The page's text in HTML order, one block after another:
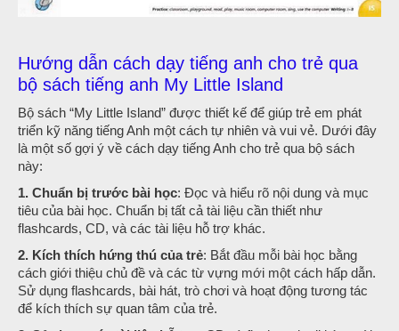
Hướng dẫn cách dạy tiếng anh cho trẻ qua
bộ sách tiếng anh My Little Island
Bộ sách “My Little Island” được thiết kế để giúp trẻ em phát
triển kỹ năng tiếng Anh một cách tự nhiên và vui vẻ. Dưới đây
là một số gợi ý về cách dạy tiếng Anh cho trẻ qua bộ sách
này:
1. Chuẩn bị trước bài học: Đọc và hiểu rõ nội dung và mục
tiêu của bài học. Chuẩn bị tất cả tài liệu cần thiết như
flashcards, CD, và các tài liệu hỗ trợ khác.
2. Kích thích hứng thú của trẻ: Bắt đầu mỗi bài học bằng
cách giới thiệu chủ đề và các từ vựng mới một cách hấp dẫn.
Sử dụng flashcards, bài hát, trò chơi và hoạt động tương tác
để kích thích sự quan tâm của trẻ.